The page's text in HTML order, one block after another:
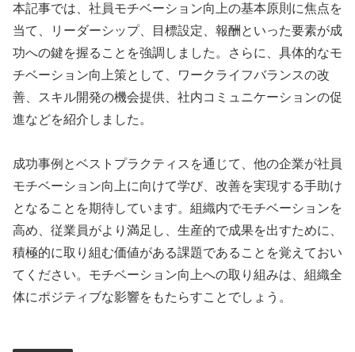
本記事では、社員モチベーション向上の基本原則に焦点を
当て、リーダーシップ、目標設定、報酬といった要素が成
功への鍵を握ることを強調しました。さらに、具体的なモ
チベーション向上策として、ワークライフバランスの改
善、スキル開発の機会提供、社内コミュニケーションの促
進などを紹介しました。
成功事例とベストプラクティスを通じて、他の企業が社員
モチベーション向上に向けて学び、改善を実現する手助け
となることを期待しています。組織内でモチベーションを
高め、従業員がより満足し、生産的で成果を出すために、
積極的に取り組む価値がある課題であることを覚えておい
てください。モチベーション向上への取り組みは、組織全
体にポジティブな影響をもたらすことでしょう。